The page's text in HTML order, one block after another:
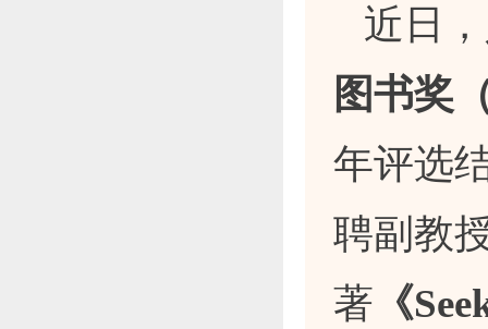
近日
图书奖
年评选
聘副教
著 《